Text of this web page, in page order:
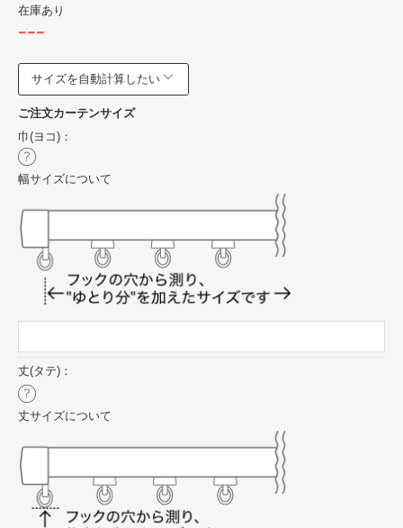
在庫あり
---
サイズを自動計算したい
ご注文カーテンサイズ
巾(ヨコ)：
幅サイズについて
丈(タテ)：
丈サイズについて